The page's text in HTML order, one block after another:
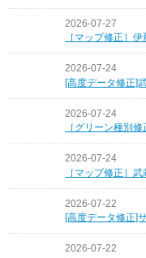
2026-07-27
［マップ修正］
2026-07-24
[高度データ修正]
2026-07-24
［グリーン種別
2026-07-24
［マップ修正］
2026-07-22
[高度データ修正]
2026-07-22